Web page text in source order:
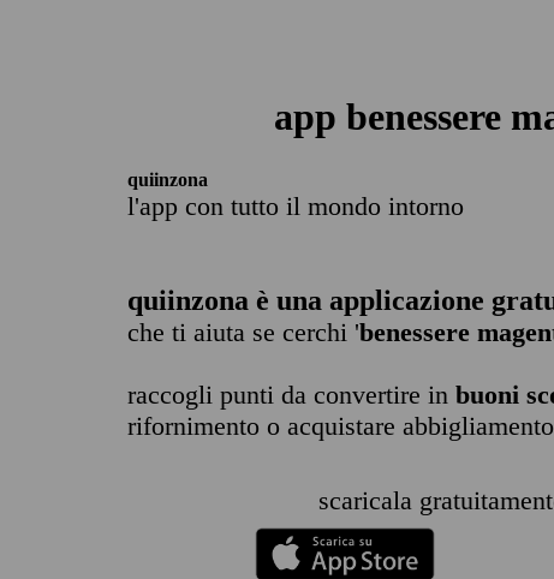
app benessere
quiinzona
l'app con tutto il mondo intorno
quiinzona è una applicazione
che ti aiuta se cerchi 'benessere
raccogli punti da convertire in buoni
rifornimento o acquistare
scaricala